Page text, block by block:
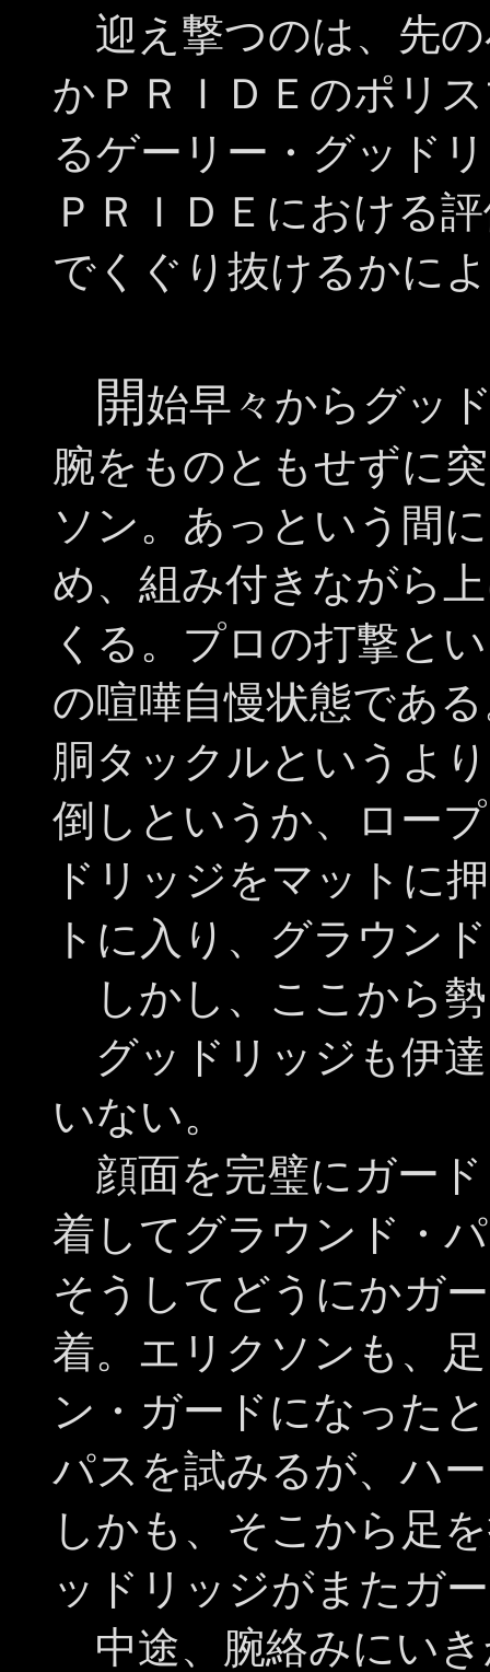
迎え撃つのは、先
かＰＲＩＤＥのポリ
るゲーリー・グッド
ＰＲＩＤＥにおける
でくぐり抜けるかに
開始早々からグッ
腕をものともせずに
ソン。あっという間
め、組み付きながら
くる。プロの打撃と
の喧嘩自慢状態であ
胴タックルというよ
倒しというか、ロー
ドリッジをマットに
トに入り、グラウン
しかし、ここから
グッドリッジも伊
いない。
顔面を完璧にガー
着してグラウンド・
そうしてどうにかガ
着。エリクソンも、
ン・ガードになった
パスを試みるが、ハ
しかも、そこから足
ッドリッジがまたガ
中途、腕絡みにい